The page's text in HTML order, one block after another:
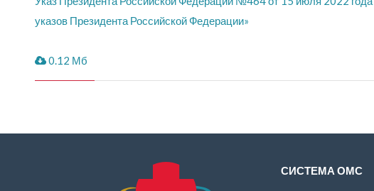
указов Президента Российской Федерации»
0.12 Мб
СИСТЕМА ОМС